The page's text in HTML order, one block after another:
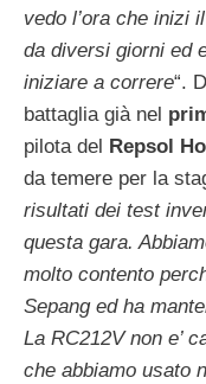
vedo l’ora che inizi
da diversi giorni ed
iniziare a correre“.
battaglia già nel
pilota del Repsol
da temere per la
risultati dei test
questa gara.
molto contento
Sepang ed ha
La RC212V non e’
che abbiamo usato